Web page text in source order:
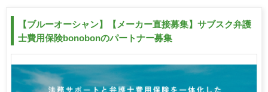
【ブルーオーシャン】【メーカー直接募集】サブスク弁護
士費用保険bonobonのパートナー募集